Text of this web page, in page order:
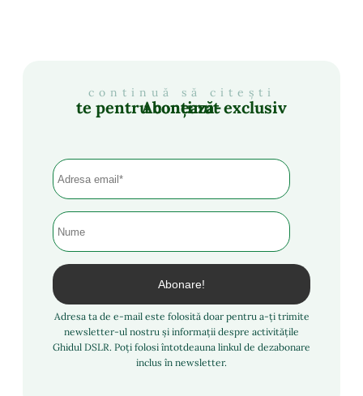
continuă să citești
Abonează-te pentru conținut exclusiv
Adresa ta de e-mail este folosită doar pentru a-ți trimite
newsletter-ul nostru și informații despre activitățile
Ghidul DSLR. Poți folosi întotdeauna linkul de dezabonare
inclus în newsletter.